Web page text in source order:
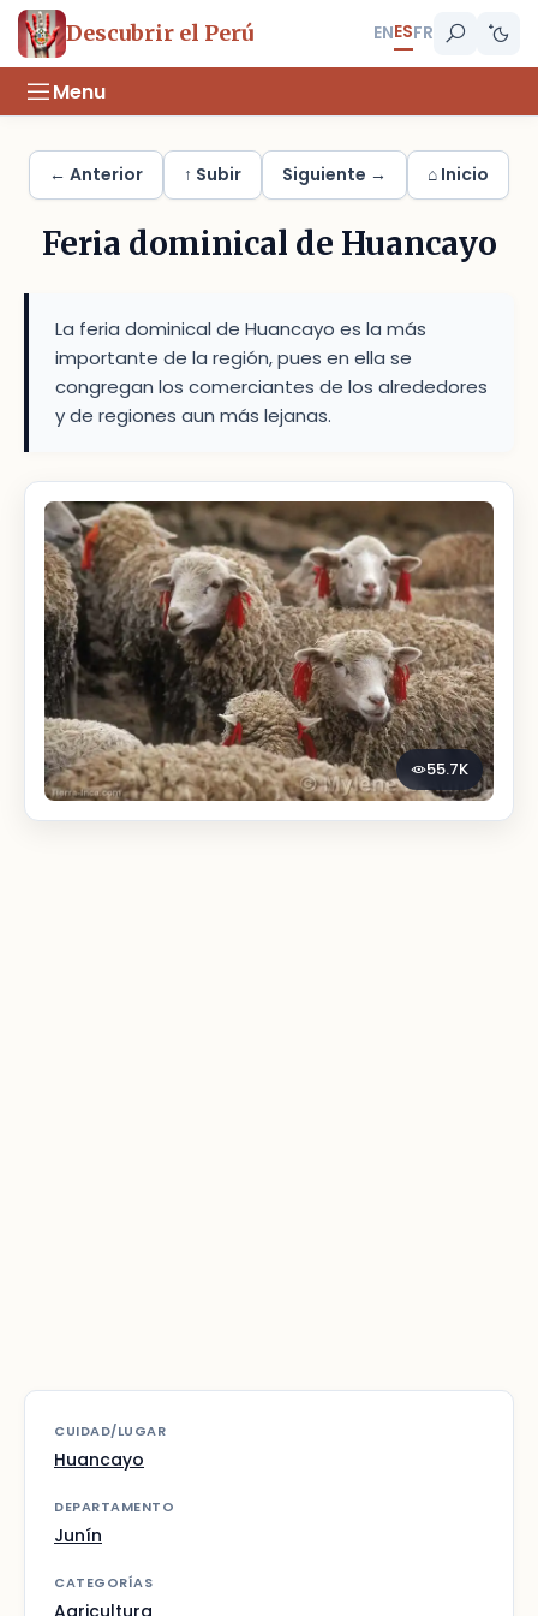
Descubrir el Perú ENESFR
Menu
← Anterior ↑ Subir Siguiente → ⌂ Inicio
Feria dominical de Huancayo
La feria dominical de Huancayo es la más
importante de la región, pues en ella se
congregan los comerciantes de los alrededores
y de regiones aun más lejanas.
55.7K
CUIDAD/LUGAR
Huancayo
DEPARTAMENTO
Junín
CATEGORÍAS